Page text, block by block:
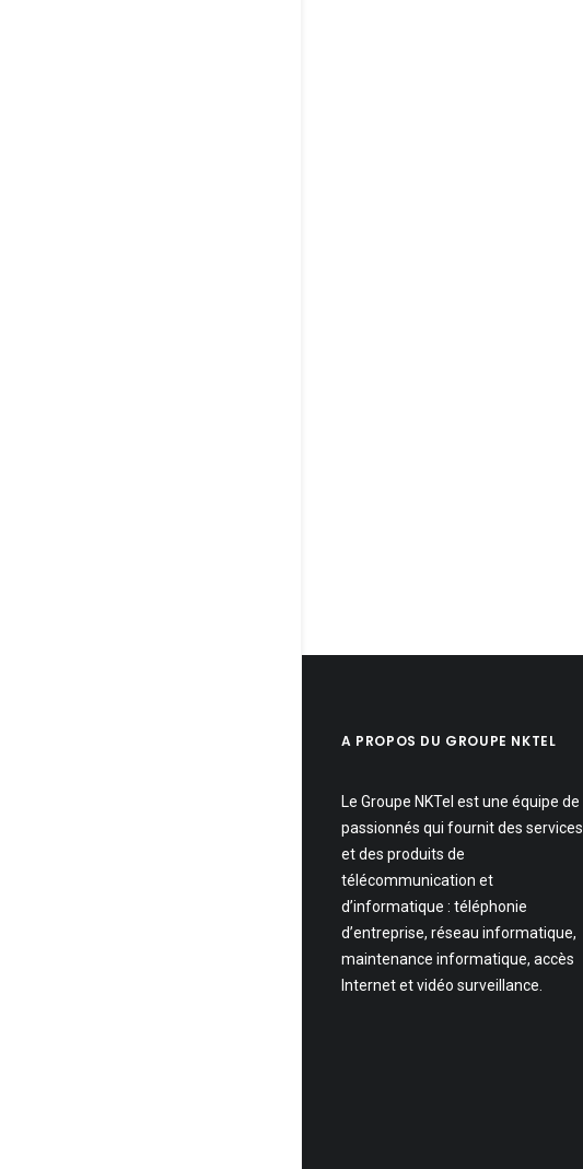
A PROPOS DU GROUPE NKTEL
Le Groupe NKTel est une équipe de
passionnés qui fournit des services
et des produits de
télécommunication et
d’informatique : téléphonie
d’entreprise, réseau informatique,
maintenance informatique, accès
Internet et vidéo surveillance.